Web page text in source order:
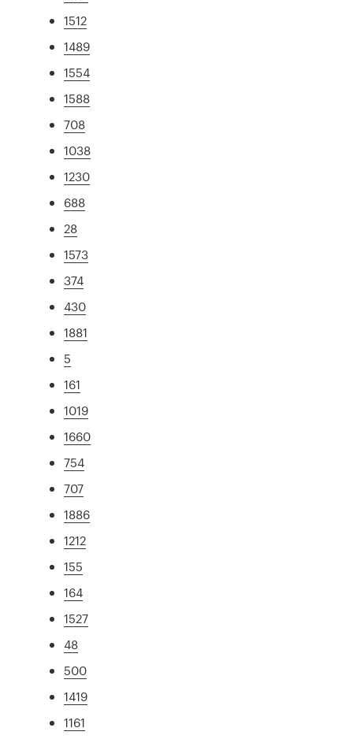
1512
1489
1554
1588
708
1038
1230
688
28
1573
374
430
1881
5
161
1019
1660
754
707
1886
1212
155
164
1527
48
500
1419
1161